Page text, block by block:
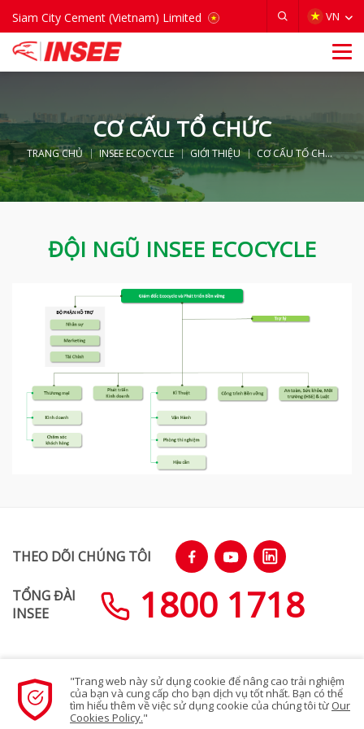
Siam City Cement (Vietnam) Limited VN
CƠ CẤU TỔ CHỨC
TRANG CHỦ INSEE ECOCYCLE GIỚI THIỆU CƠ CẤU TỔ CHỨC
ĐỘI NGŨ INSEE ECOCYCLE
THEO DÕI CHÚNG TÔI
TỔNG ĐÀI
INSEE
1800 1718
SƠ ĐỒ TRANG WEB
"Trang web này sử dụng cookie để nâng cao trải nghiệm
của bạn và cung cấp cho bạn dịch vụ tốt nhất. Bạn có thể
tìm hiểu thêm về việc sử dụng cookie của chúng tôi từ Our
Cookies Policy."